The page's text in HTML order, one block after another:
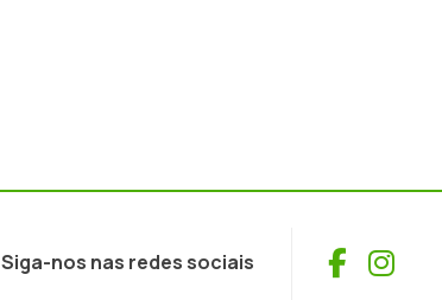
Siga-nos nas redes sociais